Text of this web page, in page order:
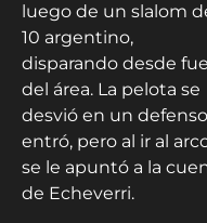
luego de un slalom
10 argentino,
disparando desde
del área. La pelota se
desvió en un
entró, pero al ir al
se le apuntó a la
de Echeverri.